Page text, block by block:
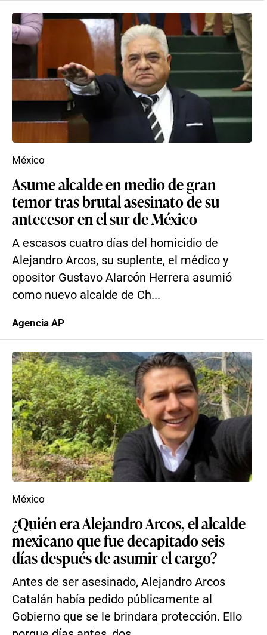
Asume alcalde en medio de gran
temor tras brutal asesinato de su
antecesor en el sur de México
A escasos cuatro días del homicidio de
Alejandro Arcos, su suplente, el médico y
opositor Gustavo Alarcón Herrera asumió
como nuevo alcalde de Ch...
México
Agencia AP
¿Quién era Alejandro Arcos, el alcalde
mexicano que fue decapitado seis
días después de asumir el cargo?
Antes de ser asesinado, Alejandro Arcos
Catalán había pedido públicamente al
Gobierno que se le brindara protección. Ello
México